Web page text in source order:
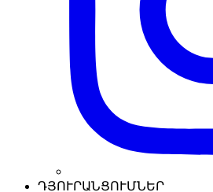
ԴՅՈՒՐԱՆՑՈՒՄՆԵՐ